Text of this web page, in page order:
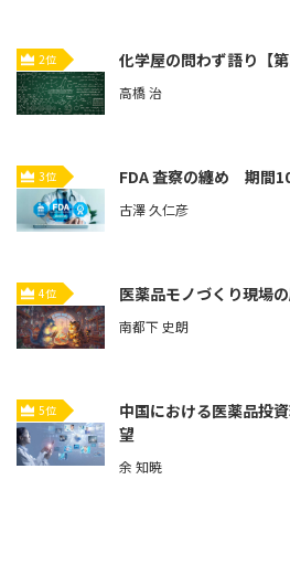
2位 化学屋の問わず語り【第
高橋 治
3位 FDA 査察の纏め 期間
古澤 久仁彦
4位 医薬品モノづくり現場の
南都下 史朗
5位
中国における医薬品投
望
余 知暁